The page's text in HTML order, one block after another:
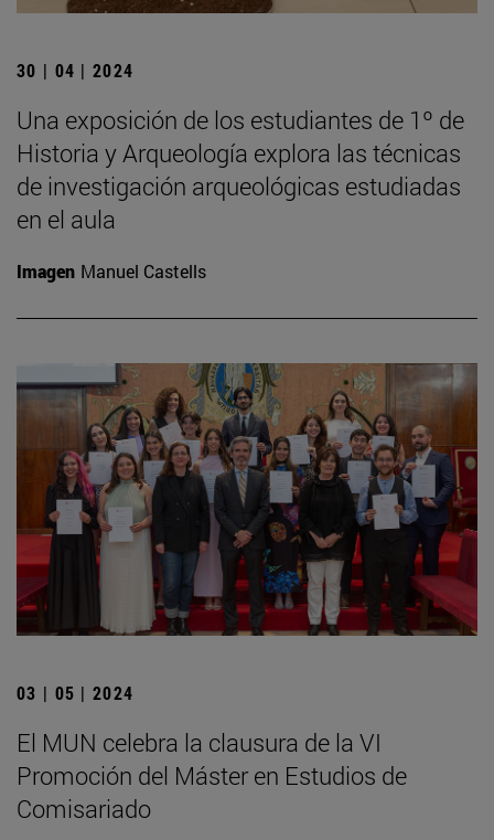
30 | 04 | 2024
Una exposición de los estudiantes de 1º de
Historia y Arqueología explora las técnicas
de investigación arqueológicas estudiadas
en el aula
Imagen Manuel Castells
03 | 05 | 2024
El MUN celebra la clausura de la VI
Promoción del Máster en Estudios de
Comisariado